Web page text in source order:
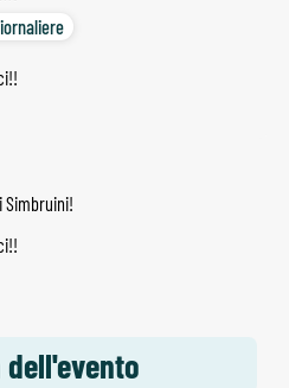
Simbruini!